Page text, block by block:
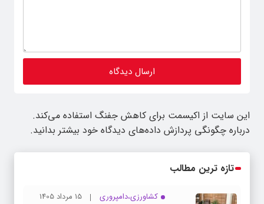
این سایت از اکیسمت برای کاهش جفنگ استفاده می‌کند.
درباره چگونگی پردازش داده‌های دیدگاه خود بیشتر بدانید.
تازه ترین مطالب
کشاورزی،دامپروری
15 مرداد 1405